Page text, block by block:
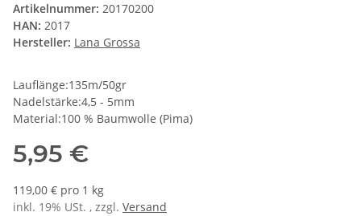
Artikelnummer: 20170200
HAN: 2017
Hersteller: Lana Grossa
Lauflänge:135m/50gr
Nadelstärke:4,5 - 5mm
Material:100 % Baumwolle (Pima)
5,95 €
119,00 € pro 1 kg
inkl. 19% USt. , zzgl. Versand